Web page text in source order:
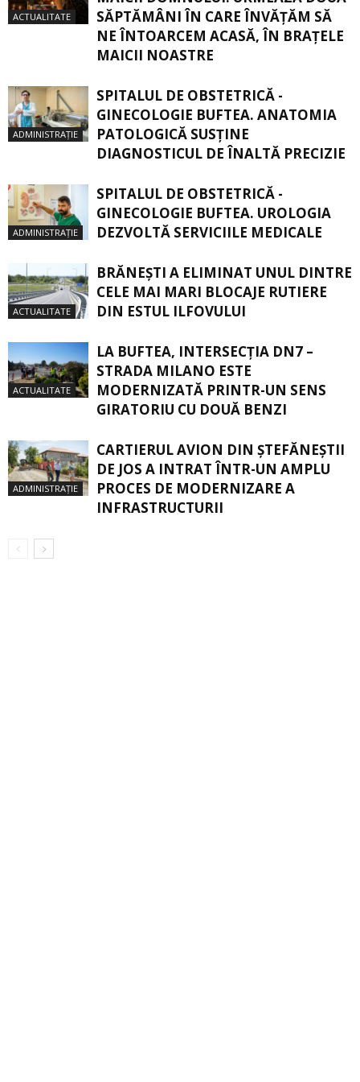
ACTUALITATE
SĂPTĂMÂNI ÎN CARE ÎNVĂŢĂM SĂ
NE ÎNTOARCEM ACASĂ, ÎN BRAŢELE
MAICII NOASTRE
ADMINISTRAȚIE
SPITALUL DE OBSTETRICĂ -
GINECOLOGIE BUFTEA. ANATOMIA
PATOLOGICĂ SUSŢINE
DIAGNOSTICUL DE ÎNALTĂ PRECIZIE
ADMINISTRAȚIE
SPITALUL DE OBSTETRICĂ -
GINECOLOGIE BUFTEA. UROLOGIA
DEZVOLTĂ SERVICIILE MEDICALE
ACTUALITATE
BRĂNEȘTI A ELIMINAT UNUL DINTRE
CELE MAI MARI BLOCAJE RUTIERE
DIN ESTUL ILFOVULUI
ACTUALITATE
LA BUFTEA, INTERSECŢIA DN7 –
STRADA MILANO ESTE
MODERNIZATĂ PRINTR-UN SENS
GIRATORIU CU DOUĂ BENZI
ADMINISTRAȚIE
CARTIERUL AVION DIN ŞTEFĂNEŞTII
DE JOS A INTRAT ÎNTR-UN AMPLU
PROCES DE MODERNIZARE A
INFRASTRUCTURII